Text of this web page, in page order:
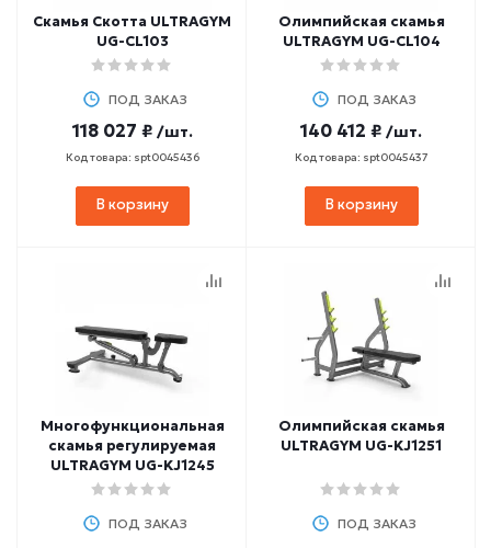
Скамья Скотта ULTRAGYM
UG-CL103
ПОД ЗАКАЗ
118 027 ₽ /шт.
Код товара: spt0045436
В корзину
Олимпийская скамья
ULTRAGYM UG-CL104
ПОД ЗАКАЗ
140 412 ₽ /шт.
Код товара: spt0045437
В корзину
Многофункциональная
скамья регулируемая
ULTRAGYM UG-KJ1245
ПОД ЗАКАЗ
Олимпийская скамья
ULTRAGYM UG-KJ1251
ПОД ЗАКАЗ